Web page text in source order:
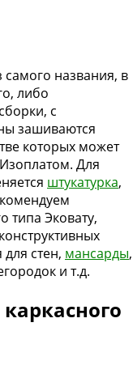
названия, в
либо
с
зашиваются
которых может
Для
штукатурка,
типа Эковату,
стен, мансарды,
и т.д.